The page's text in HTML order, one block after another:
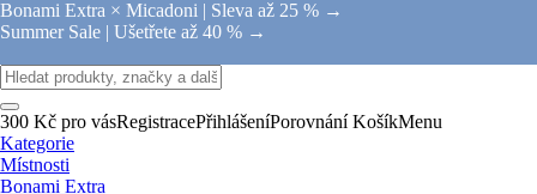
Bonami Extra × Micadoni | Sleva až 25 % →
Summer Sale | Ušetřete až 40 % →
300 Kč pro vásRegistracePřihlášeníPorovnání KošíkMenu
Kategorie
Místnosti
Bonami Extra